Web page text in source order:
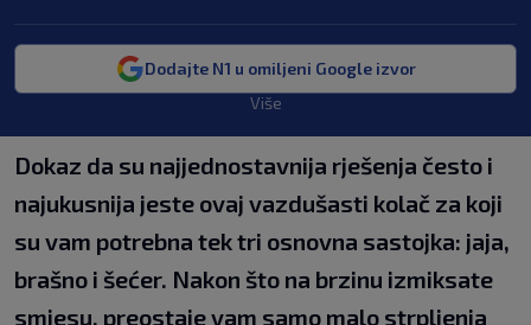
Dodajte N1 u omiljeni Google izvor
Više
Dokaz da su najjednostavnija rješenja često i
najukusnija jeste ovaj vazdušasti kolač za koji
su vam potrebna tek tri osnovna sastojka: jaja,
brašno i šećer. Nakon što na brzinu izmiksate
smjesu, preostaje vam samo malo strpljenja